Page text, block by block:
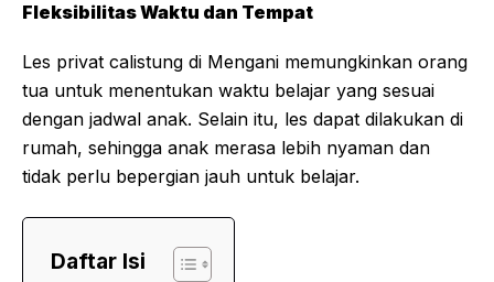
Fleksibilitas Waktu dan Tempat
Les privat calistung di Mengani memungkinkan orang
tua untuk menentukan waktu belajar yang sesuai
dengan jadwal anak. Selain itu, les dapat dilakukan di
rumah, sehingga anak merasa lebih nyaman dan
tidak perlu bepergian jauh untuk belajar.
Daftar Isi